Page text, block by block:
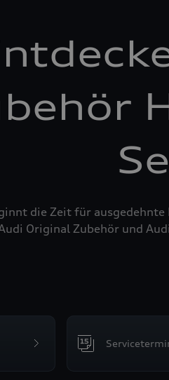
die Zeit für
Original Zubehör und